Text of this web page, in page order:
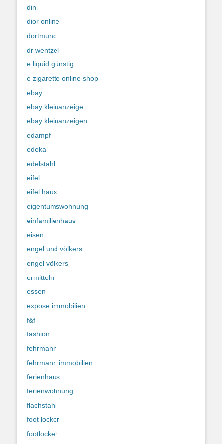
din
dior online
dortmund
dr wentzel
e liquid günstig
e zigarette online shop
ebay
ebay kleinanzeige
ebay kleinanzeigen
edampf
edeka
edelstahl
eifel
eifel haus
eigentumswohnung
einfamilienhaus
eisen
engel und völkers
engel völkers
ermitteln
essen
expose immobilien
f&f
fashion
fehrmann
fehrmann immobilien
ferienhaus
ferienwohnung
flachstahl
foot locker
footlocker